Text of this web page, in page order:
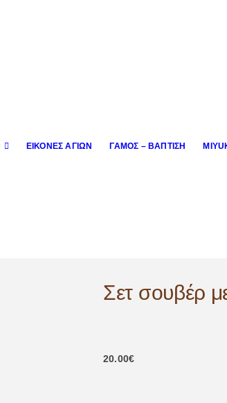
ΕΙΚΌΝΕΣ ΑΓΊΩΝ ΓΆΜΟΣ – ΒΆΠΤΙΣΗ
Σετ σουβέρ
20.00€